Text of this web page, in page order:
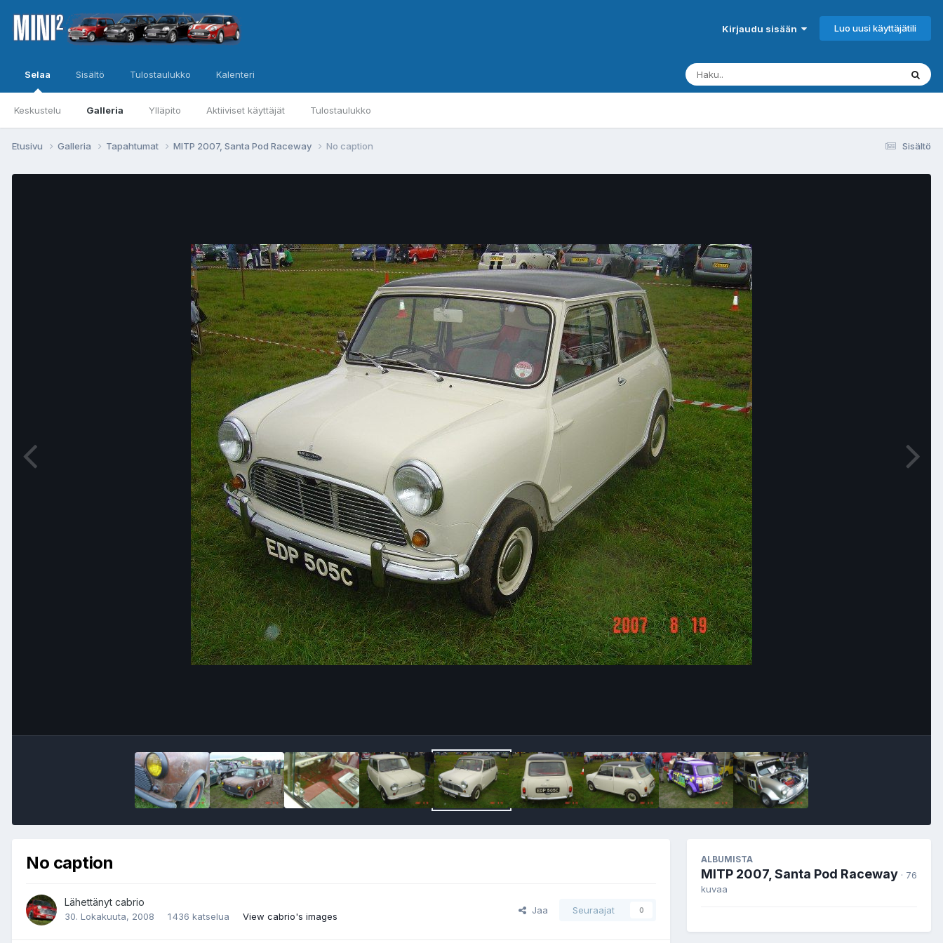
Kirjaudu sisään Luo uusi käyttäjätili
Selaa
Keskustelu Galleria Ylläpito Aktiiviset käyttäjät Tulostaulukko
Sisältö Tulostaulukko Kalenteri
Sisältö
Etusivu Galleria Tapahtumat MITP 2007, Santa Pod Raceway No caption
No caption
Lähettänyt cabrio
30. Lokakuuta, 2008 1 436 katselua View cabrio's images
Jaa Seuraajat 0
ALBUMISTA
MITP 2007, Santa Pod Raceway · 76
kuvaa